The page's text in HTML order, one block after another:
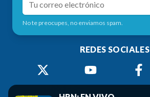
No te preocupes, no enviamos spam.
REDES SOCIALES